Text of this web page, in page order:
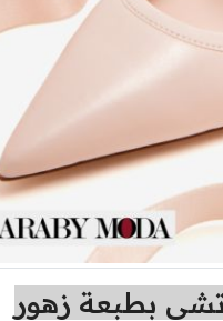
بطبعة زهور